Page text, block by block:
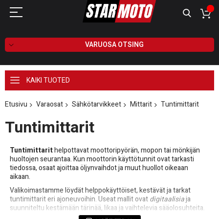
VARUOSA OTSING
KAIKI TUOTED
Etusivu Varaosat Sähkötarvikkeet Mittarit Tuntimittarit
Tuntimittarit
Tuntimittarithelpottavat moottoripyörän, mopon tai mönkijän
huoltojen seurantaa. Kun moottorin käyttötunnit ovat tarkasti
tiedossa, osaat ajoittaa öljynvaihdot ja muut huollot oikeaan
aikaan.
Valikoimastamme löydät helppokäyttöiset, kestävät ja tarkat
tuntimittarit eri ajoneuvoihin. Useat mallit ovatdigitaalisiaja
suunniteltu kestämään tärinää, likaa ja vaihtelevia sääolosuhteita.